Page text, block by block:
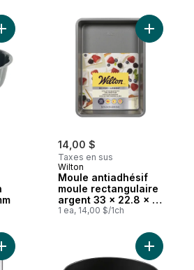
po x 17,1 po
Ajouter Moule à gâteau cannelé
14,00 $
Taxes en sus
Wilton
Moule antiadhésif
moule rectangulaire
argent 33 × 22.8 × 5
cm
1 ea, 14,00 $/1ch
Ajouter
Ajouter Moule à beignes au panierAjouter